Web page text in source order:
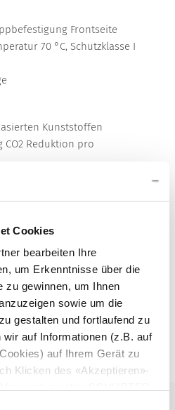
Cookies
bearbeiten Ihre
um Erkenntnisse über die
zu gewinnen, um Ihnen
sowie um die
gestalten und fortlaufend zu
auf Informationen (z.B. auf
auf Ihrem Gerät zu
Klicken des «Akzeptieren»-
Frontseite
70 °C, Schutzklasse I
Kunststoffen
CO2 Reduktion pro
und Lichtleiter
Informationen zu Statusanzeigen mit